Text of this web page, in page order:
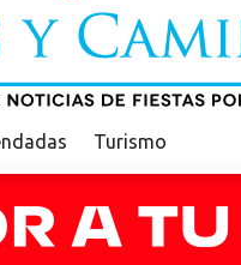
Turismo